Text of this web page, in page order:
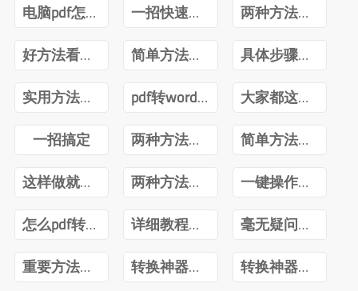
电脑pdf怎么转换成word
一招快速解决
两种方法可供选择
好方法看这里
简单方法快速解决
具体步骤分享
实用方法分享
pdf转word有免费的吗
大家都这么做
一招搞定
两种方法可解决
简单方法快速搞定
这样做就不会
两种方法可选择
一键操作简单便捷
怎么pdf转换excel文件
详细教程分享
毫无疑问当然可以
重要方法不可错过
转换神器帮你解决
转换神器帮你搞定